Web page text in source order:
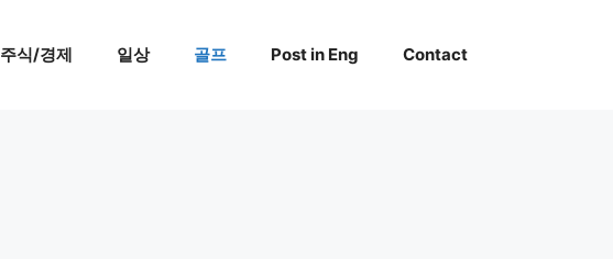
주식/경제 일상 골프 Post in Eng Contact